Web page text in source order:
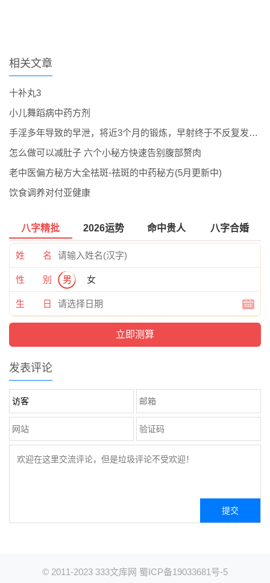
相关文章
十补丸3
小儿舞蹈病中药方剂
手淫多年导致的早泄，将近3个月的锻炼，早射终于不反复发作了。
怎么做可以减肚子 六个小秘方快速告别腹部赘肉
老中医偏方秘方大全祛斑-祛斑的中药秘方(5月更新中)
饮食调养对付亚健康
八字精批 2026运势 命中贵人 八字合婚
姓 名
性 别 男 女
生 日
发表评论
© 2011-2023 333文库网 蜀ICP备19033681号-5